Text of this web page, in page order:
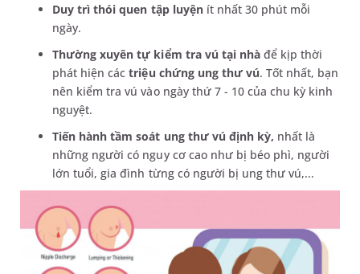
Duy trì thói quen tập luyện ít nhất 30 phút mỗi
ngày.
Thường xuyên tự kiểm tra vú tại nhàđể kịp thời
phát hiện cáctriệu chứng ung thư vú. Tốt nhất, bạn
nên kiểm tra vú vào ngày thứ 7 - 10 của chu kỳ kinh
nguyệt.
Tiến hành tầm soát ung thư vú định kỳ, nhất là
những người có nguy cơ cao như bị béo phì, người
lớn tuổi, gia đình từng có người bị ung thư vú,...